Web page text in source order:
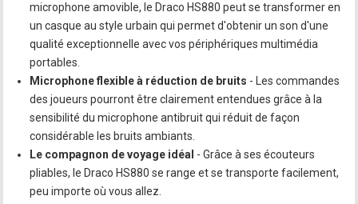
microphone amovible, le Draco HS880 peut se transformer en
un casque au style urbain qui permet d'obtenir un son d'une
qualité exceptionnelle avec vos périphériques multimédia
portables.
Microphone flexible à réduction de bruits - Les commandes
des joueurs pourront être clairement entendues grâce à la
sensibilité du microphone antibruit qui réduit de façon
considérable les bruits ambiants.
Le compagnon de voyage idéal - Grâce à ses écouteurs
pliables, le Draco HS880 se range et se transporte facilement,
peu importe où vous allez.